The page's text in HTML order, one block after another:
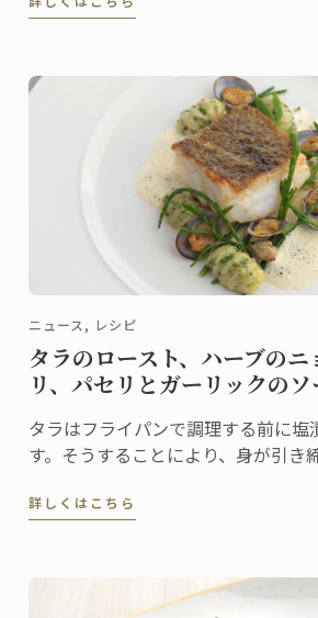
ニュース, レシピ
タラのロースト、ハーブの
リ、パセリとガーリックのソ
タラはフライパンで調理する前に塩
す。そうすることにより、身が引き
の一皿は、ハーブのニョッキ、ハマ
詳しくはこちら